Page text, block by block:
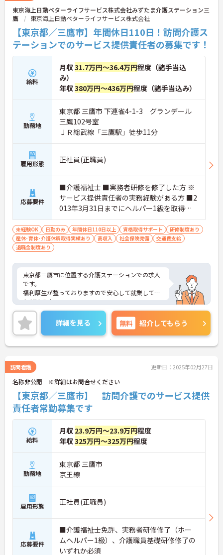
東京海上日動ベターライフサービス株式会社みずたま介護ステーション三
鷹
東京海上日動ベターライフサービス株式会社
【東京都／三鷹市】年間休日110日！訪問介護ス
テーションでのサービス提供責任者の募集です！
給料
月収31.7万円～36.4万円程度（諸手当込
み）
年収380万円～436万円程度（諸手当込み）
勤務地
東京都 三鷹市 下連雀4-1-3 グランデール
三鷹102号室
ＪＲ総武線「三鷹駅」徒歩11分
雇用形態 正社員(正職員)
応募要件
■介護福祉士 ■実務者研修を修了した方 ※
サービス提供責任者の実務経験がある方 ■2
013年3月31日までにヘルパー1級を取得も
しくは介護職員基礎研修を修了した方 ■パ
ソコンの基本操作（ワード、エクセル）が
できる方
未経験OK 日勤のみ 年間休日110日以上 資格取得サポート
研修制度あり
産休･育休･介護休暇取得実績あり
高収入 社会保険完備
交通費支給
退職金制度あり
東京都三鷹市に位置する介護ステーションでの求人
です。
福利厚生が整っておりますので安心して就業してい
ただけます。
年間休日110日、残業もほとんどありませんので、
メリハリつけてご就業いただけます。
ご興味のある方はお気軽にお問い合わせ下さい。
詳細を見る 無料 紹介してもらう
訪問看護 更新日：2025年02月27日
名称非公開 ※詳細はお問合せください
【東京都／三鷹市】 訪問介護でのサービス提供
責任者常勤募集です
給料
月収 23.9万円～23.9万円程度
年収325万円～325万円程度
勤務地
東京都 三鷹市
京王線
雇用形態 正社員(正職員)
応募要件
■介護福祉士免許、実務者研修修了（ホー
ムヘルパー1級）、介護職員基礎研修修了の
いずれか必須